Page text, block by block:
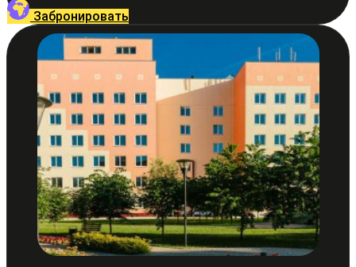
Забронировать